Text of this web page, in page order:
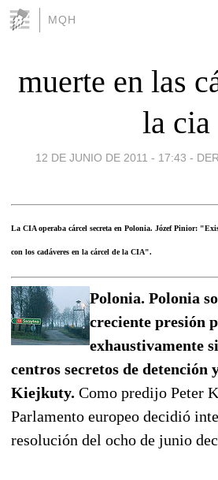
MQH
muerte en las
la cia
12 DE JUNIO DE 2011 - 17:43 -
La CIA operaba cárcel secreta en Polonia. Józef Pinior:
con los cadáveres en la cárcel de la CIA".
Polonia. Polonia
creciente presión
exhaustivamente
centros secretos de detención
Kiejkuty. Como predijo Peter
Parlamento europeo decidió
resolución del ocho de junio